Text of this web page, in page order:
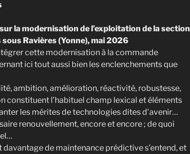
la modernisation de l’exploitation de la section
sous Ravières (Yonne), mai 2026
cette modernisation à la commande
ici tout aussi bien les enclenchements que
ambition, amélioration, réactivité, robustesse,
l’habituel champ lexical et éléments
les mérites de technologies dites d’avenir…
renouvellement, encore et encore ; de quoi
de maintenance prédictive s’entend, et